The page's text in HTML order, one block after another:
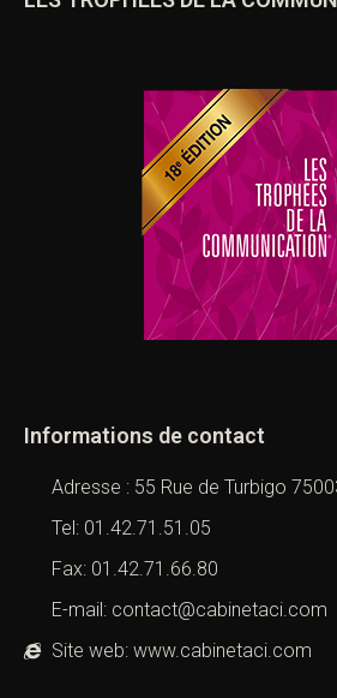
Informations de contact
Adresse : 55 Rue de Turbigo
Tel: 01.42.71.51.05
Fax: 01.42.71.66.80
E-mail: contact@cabinetaci.com
Site web: www.cabinetaci.com